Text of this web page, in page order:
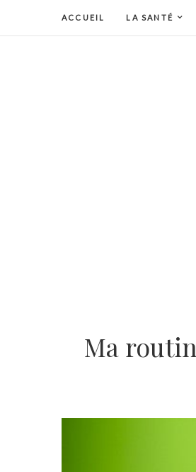
ACCUEIL LA SANTÉ
Ma